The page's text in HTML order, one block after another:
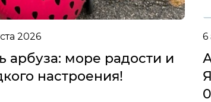
2026
арбуза: море радости и
настроения!
6